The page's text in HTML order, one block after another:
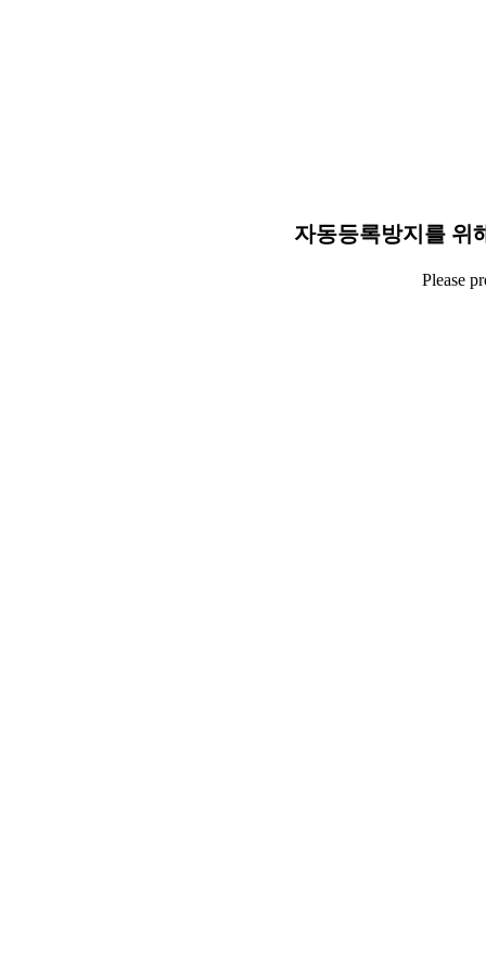
자동등록방지를 위
Please